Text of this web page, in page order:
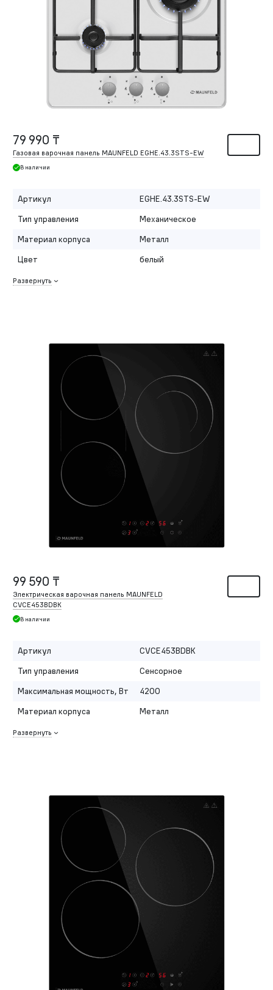
79 990 ₸
Газовая варочная панель MAUNFELD EGHE.43.3STS-EW
В наличии
Артикул
EGHE.43.3STS-EW
Тип управления
Механическое
Материал корпуса
Металл
Цвет
белый
Развернуть
99 590 ₸
Электрическая варочная панель MAUNFELD
CVCE453BDBK
В наличии
Артикул
CVCE453BDBK
Тип управления
Сенсорное
Максимальная мощность, Вт
4200
Материал корпуса
Металл
Развернуть